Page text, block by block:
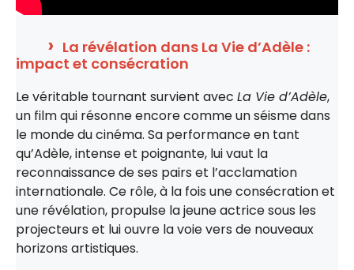
La révélation dans La Vie d’Adèle :
impact et consécration
Le véritable tournant survient avec La Vie d’Adèle,
un film qui résonne encore comme un séisme dans
le monde du cinéma. Sa performance en tant
qu’Adèle, intense et poignante, lui vaut la
reconnaissance de ses pairs et l’acclamation
internationale. Ce rôle, à la fois une consécration et
une révélation, propulse la jeune actrice sous les
projecteurs et lui ouvre la voie vers de nouveaux
horizons artistiques.